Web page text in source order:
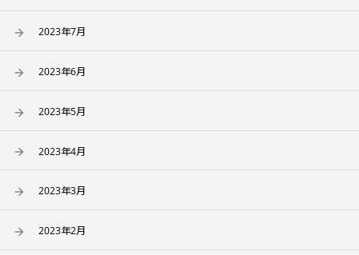
2023年7月
2023年6月
2023年5月
2023年4月
2023年3月
2023年2月